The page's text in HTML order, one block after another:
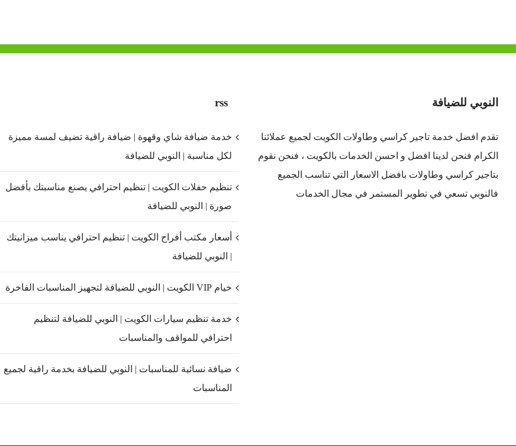
النوبي للضيافة
تقدم افضل خدمة تاجير كراسي وطاولات الكويت لجميع عملائنا
الكرام فنحن لدينا افضل و احسن الخدمات بالكويت ، فنحن نقوم
بتاجير كراسي وطاولات بافضل الاسعار التي تناسب الجميع
فالنوبي تسعي في تطوير المستمر في مجال الخدمات
rss
خدمة ضيافة شاي وقهوة | ضيافة راقية تضيف لمسة مميزة
لكل مناسبة | النوبي للضيافة
تنظيم حفلات الكويت | تنظيم احترافي يصنع مناسبتك بأفضل
صورة | النوبي للضيافة
أسعار مكتب أفراح الكويت | تنظيم احترافي يناسب ميزانيتك
| النوبي للضيافة
خيام VIP الكويت | النوبي للضيافة لتجهيز المناسبات الفاخرة
خدمة تنظيم سيارات الكويت | النوبي للضيافة لتنظيم
احترافي للمواقف والمناسبات
ضيافة نسائية للمناسبات | النوبي للضيافة بخدمة راقية لجميع
المناسبات